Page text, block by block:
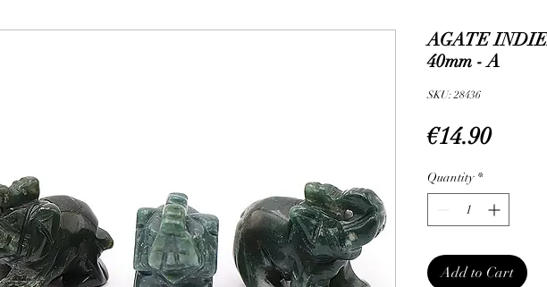
AGATE
40mm - A
SKU: 28436
€14.90Price
Quantity *
Add to Cart